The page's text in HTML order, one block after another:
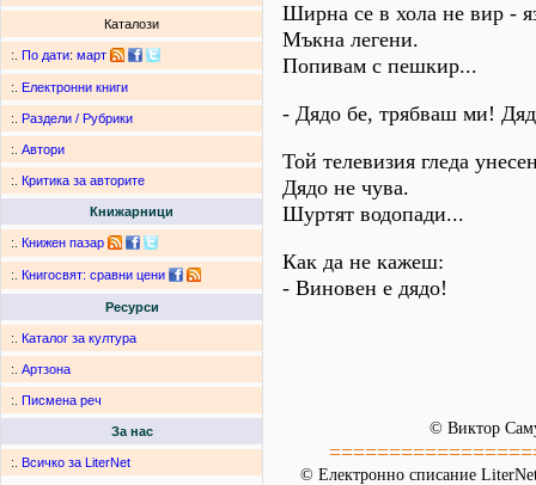
Каталози
:. По дати: март
:. Електронни книги
:. Раздели / Рубрики
:. Автори
:. Критика за авторите
Книжарници
:. Книжен пазар
:. Книгосвят: сравни цени
Ресурси
:. Каталог за култура
:. Артзона
:. Писмена реч
За нас
:. Всичко за LiterNet
Ширна се в хола не вир -
Мъкна легени.
Попивам с пешкир...
- Дядо бе, трябваш ми!
Той телевизия гледа
Дядо не чува.
Шуртят водопади...
Как да не кажеш:
- Виновен е дядо!
© Виктор
© Електронно списание